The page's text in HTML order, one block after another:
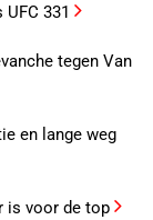
331
tegen Van
en lange weg
is voor de top